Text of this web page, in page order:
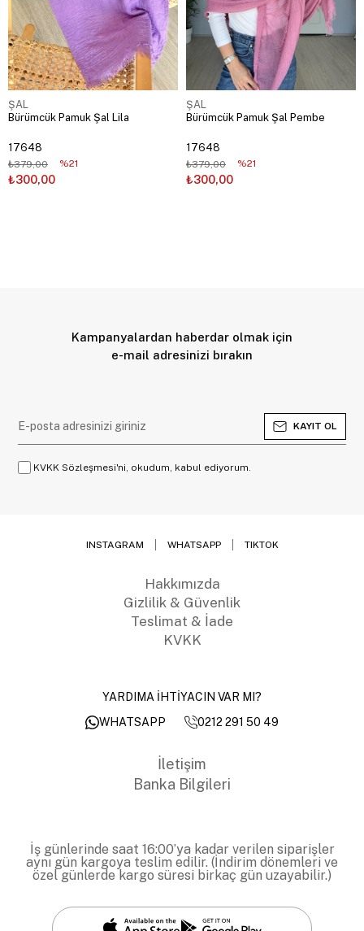
ŞAL
Bürümcük Pamuk Şal Lila
17648
₺300,00
₺379,00 %21
ŞAL
Bürümcük Pamuk Şal Pembe
17648
₺300,00
₺379,00 %21
Kampanyalardan haberdar olmak için
e-mail adresinizi bırakın
KAYIT OL
KVKK Sözleşmesi'ni, okudum, kabul ediyorum.
INSTAGRAM WHATSAPP TIKTOK
Hakkımızda
Gizlilik & Güvenlik
Teslimat & İade
KVKK
YARDIMA İHTİYACIN VAR MI?
WHATSAPP
0212 291 50 49
İletişim
Banka Bilgileri
İş günlerinde saat 16:00’ya kadar verilen siparişler
aynı gün kargoya teslim edilir. (İndirim dönemleri ve
özel günlerde kargo süresi birkaç gün uzayabilir.)